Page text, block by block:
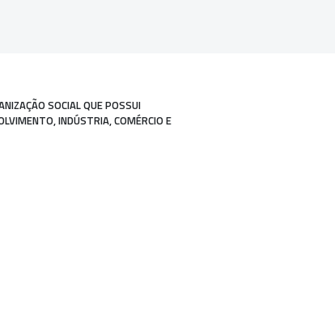
SOCIAL QUE POSSUI
INDÚSTRIA, COMÉRCIO E